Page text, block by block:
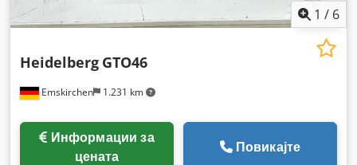
1 / 6
Emskirchen 1.231 km
Heidelberg GTO46
цената
Повикајте